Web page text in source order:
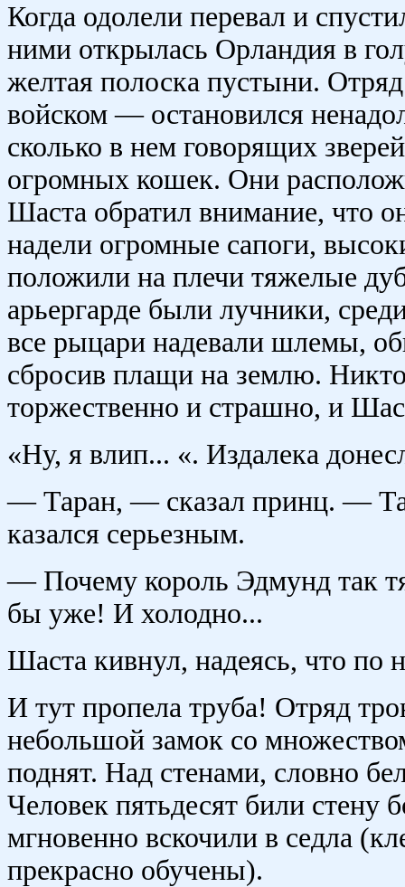
Когда одолели перевал и
ними открылась Орландия в
желтая полоска пустыни.
войском — остановился
сколько в нем говорящих
огромных кошек. Они
Шаста обратил внимание, что
надели огромные сапоги,
положили на плечи тяжелые
арьергарде были лучники,
все рыцари надевали шлемы,
сбросив плащи на землю.
торжественно и страшно, и
«Ну, я влип... «. Издалека
— Таран, — сказал принц. —
казался серьезным.
— Почему король Эдмунд так
бы уже! И холодно...
Шаста кивнул, надеясь, что по
И тут пропела труба! Отряд
небольшой замок со
поднят. Над стенами, словно
Человек пятьдесят били стену
мгновенно вскочили в седла
прекрасно обучены).